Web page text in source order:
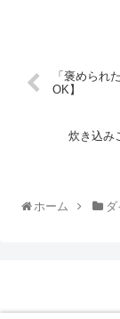
「褒められ
OK】
炊き込み
ホーム ダ